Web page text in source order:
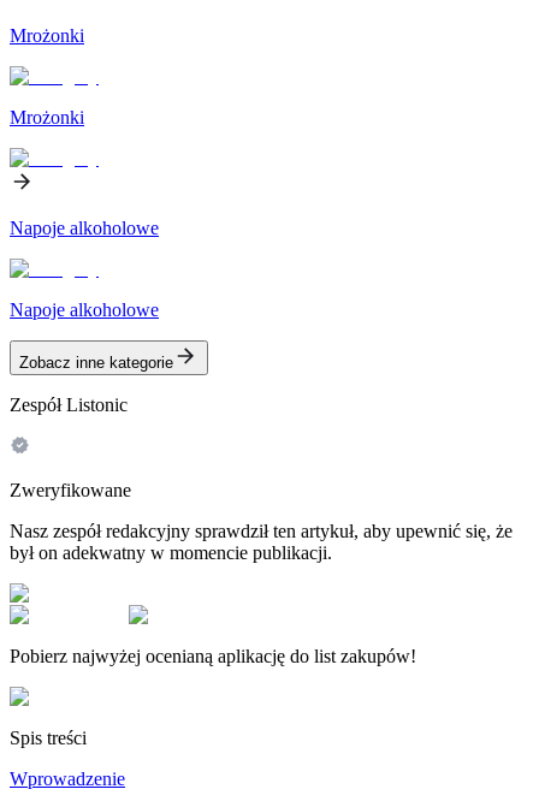
Mrożonki
Mrożonki
Napoje alkoholowe
Napoje alkoholowe
Zobacz inne kategorie
Zespół Listonic
Zweryfikowane
Nasz zespół redakcyjny sprawdził ten artykuł, aby upewnić się, że
był on adekwatny w momencie publikacji.
Pobierz najwyżej ocenianą aplikację do list zakupów!
Spis treści
Wprowadzenie